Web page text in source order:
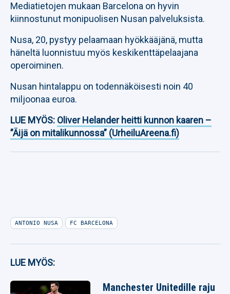
Mediatietojen mukaan Barcelona on hyvin
kiinnostunut monipuolisen Nusan palveluksista.
Nusa, 20, pystyy pelaamaan hyökkääjänä, mutta
häneltä luonnistuu myös keskikenttäpelaajana
operoiminen.
Nusan hintalappu on todennäköisesti noin 40
miljoonaa euroa.
LUE MYÖS: Oliver Helander heitti kunnon kaaren –
”Äijä on mitalikunnossa” (UrheiluAreena.fi)
ANTONIO NUSA FC BARCELONA
LUE MYÖS:
Manchester Unitedille raju